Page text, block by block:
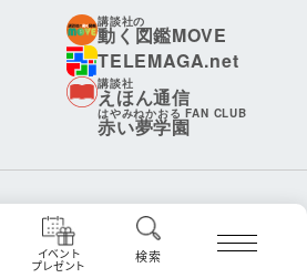
イベント
プレゼント
検索
講談社の
動く図鑑MOVE
TELEMAGA.net
講談社
えほん通信
はやみねかおる FAN CLUB
赤い夢学園